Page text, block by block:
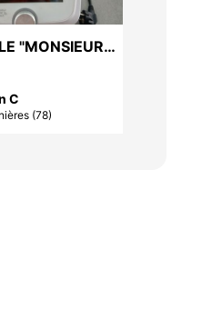
"MONSIEUR
C
(78)